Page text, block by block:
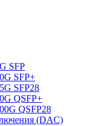
SFP
SFP+
SFP28
QSFP+
QSFP28
(DAC)